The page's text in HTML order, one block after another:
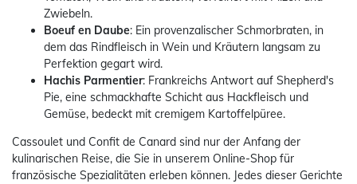
Zwiebeln.
Boeuf en Daube: Ein provenzalischer Schmorbraten, in
dem das Rindfleisch in Wein und Kräutern langsam zu
Perfektion gegart wird.
Hachis Parmentier: Frankreichs Antwort auf Shepherd's
Pie, eine schmackhafte Schicht aus Hackfleisch und
Gemüse, bedeckt mit cremigem Kartoffelpüree.
Cassoulet und Confit de Canard sind nur der Anfang der
kulinarischen Reise, die Sie in unserem Online-Shop für
französische Spezialitäten erleben können. Jedes dieser Gerichte